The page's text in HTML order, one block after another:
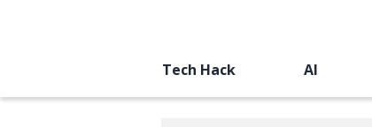
Tech Hack AI